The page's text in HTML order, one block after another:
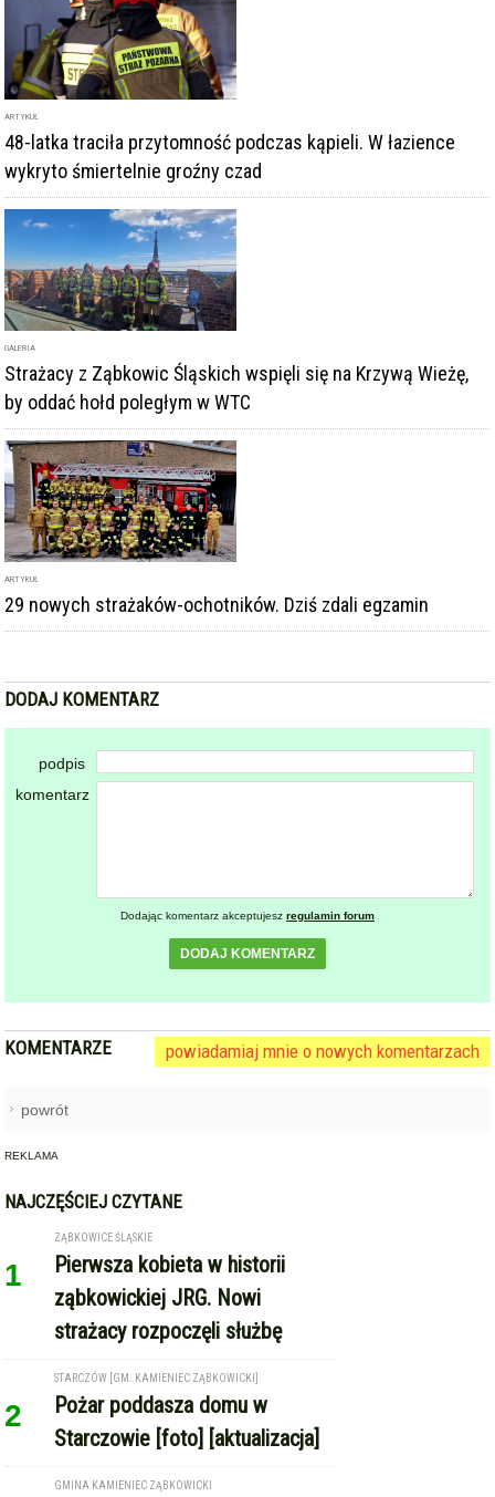
ARTYKUŁ
48-latka traciła przytomność podczas kąpieli. W łazience
wykryto śmiertelnie groźny czad
GALERIA
Strażacy z Ząbkowic Śląskich wspięli się na Krzywą Wieżę,
by oddać hołd poległym w WTC
ARTYKUŁ
29 nowych strażaków-ochotników. Dziś zdali egzamin
DODAJ KOMENTARZ
podpis
komentarz
Dodając komentarz akceptujesz regulamin forum
DODAJ KOMENTARZ
KOMENTARZE powiadamiaj mnie o nowych komentarzach
powrót
REKLAMA
NAJCZĘŚCIEJ CZYTANE
1
ZĄBKOWICE ŚLĄSKIE
Pierwsza kobieta w historii
ząbkowickiej JRG. Nowi
strażacy rozpoczęli służbę
2
STARCZÓW [GM. KAMIENIEC ZĄBKOWICKI]
Pożar poddasza domu w
Starczowie [foto] [aktualizacja]
GMINA KAMIENIEC ZĄBKOWICKI